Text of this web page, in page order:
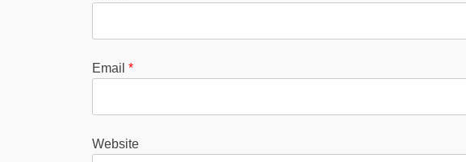
Email *
Website